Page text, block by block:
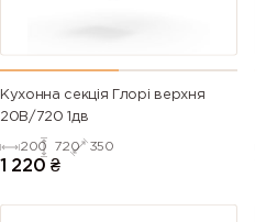
Кухонна секція Глорі верхня
20В/720 1дв
200 720 350
1 220 ₴